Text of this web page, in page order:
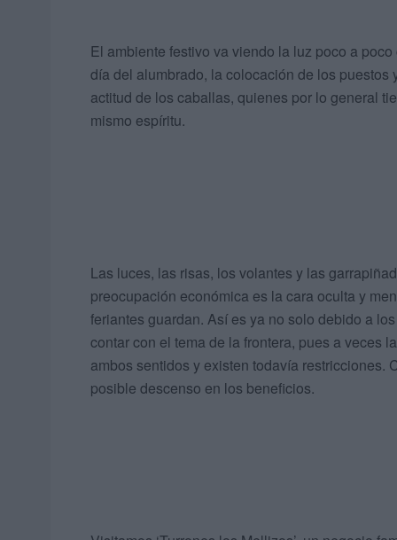
El ambiente festivo va viendo la luz poco a
día del alumbrado, la colocación de los
actitud de los caballas, quienes por lo general
mismo espíritu.
Las luces, las risas, los volantes y las
preocupación económica es la cara oculta y
feriantes guardan. Así es ya no solo debido a
contar con el tema de la frontera, pues a veces
ambos sentidos y existen todavía restricciones.
posible descenso en los beneficios.